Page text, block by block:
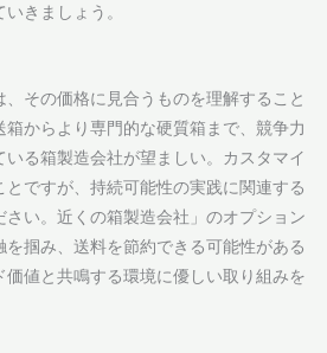
きましょう。
その価格に見合うものを理解すること
からより専門的な硬質箱まで、競争力
る箱製造会社が望ましい。カスタマイ
とですが、持続可能性の実践に関連する
さい。近くの箱製造会社」のオプション
を掴み、送料を節約できる可能性がある
価値と共鳴する環境に優しい取り組みを